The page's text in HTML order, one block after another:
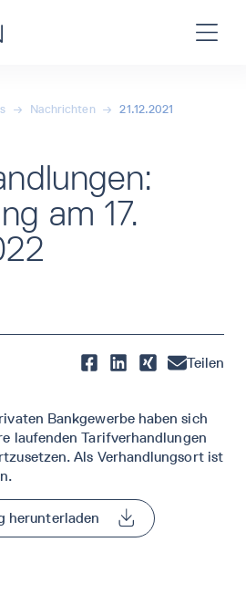
→ Nachrichten → 21.12.2021
am 17.
Teilen
Bankgewerbe haben sich
laufenden Tarifverhandlungen
Als Verhandlungsort ist
herunterladen